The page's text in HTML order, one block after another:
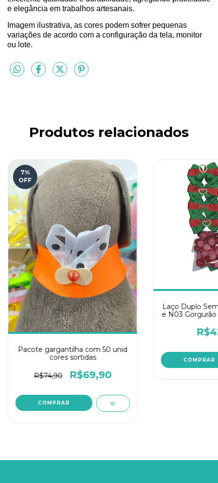
e elegância em trabalhos artesanais.
Imagem ilustrativa, as cores podem sofrer pequenas
variações de acordo com a configuração da tela, monitor
ou lote.
Produtos relacionados
7%
OFF
Pacote gargantilha com 50 unid
cores sortidas
R$74,90 R$69,90
Laço Duplo
e N03
Pérola